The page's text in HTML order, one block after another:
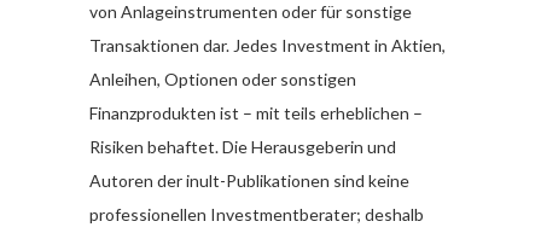
von Anlageinstrumenten oder für sonstige
Transaktionen dar. Jedes Investment in Aktien,
Anleihen, Optionen oder sonstigen
Finanzprodukten ist – mit teils erheblichen –
Risiken behaftet. Die Herausgeberin und
Autoren der inult-Publikationen sind keine
professionellen Investmentberater; deshalb